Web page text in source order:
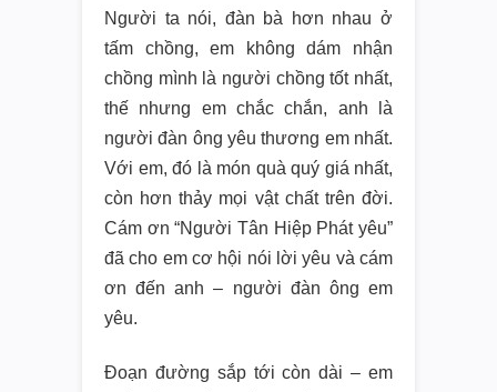
Người ta nói, đàn bà hơn nhau ở
tấm chồng, em không dám nhận
chồng mình là người chồng tốt nhất,
thế nhưng em chắc chắn, anh là
người đàn ông yêu thương em nhất.
Với em, đó là món quà quý giá nhất,
còn hơn thảy mọi vật chất trên đời.
Cám ơn “Người Tân Hiệp Phát yêu”
đã cho em cơ hội nói lời yêu và cám
ơn đến anh – người đàn ông em
yêu.
Đoạn đường sắp tới còn dài – em